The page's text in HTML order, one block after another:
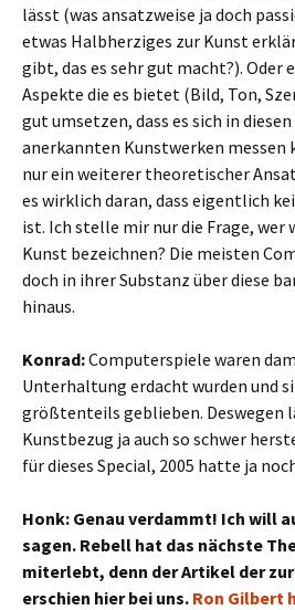
lässt (was ansatzweise ja doch
etwas Halbherziges zur Kunst
gibt, das es sehr gut macht?). Oder
Aspekte die es bietet (Bild, Ton,
gut umsetzen, dass es sich in
anerkannten Kunstwerken messen
nur ein weiterer theoretischer
es wirklich daran, dass eigentlich
ist. Ich stelle mir nur die Frage, wer
Kunst bezeichnen? Die meisten
doch in ihrer Substanz über diese
hinaus.
Konrad:Computerspiele waren
Unterhaltung erdacht wurden und
größtenteils geblieben. Deswegen
Kunstbezug ja auch so schwer
für dieses Special, 2005 hatte ja
Honk: Genau verdammt! Ich will
sagen. Rebell hat das nächste
miterlebt, denn der Artikel der
erschien hier bei uns. Ron Gilbert